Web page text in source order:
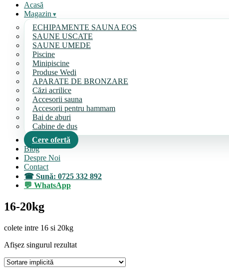
Acasă
Magazin
ECHIPAMENTE SAUNA EOS
SAUNE USCATE
SAUNE UMEDE
Piscine
Minipiscine
Produse Wedi
APARATE DE BRONZARE
Căzi acrilice
Accesorii sauna
Accesorii pentru hammam
Bai de aburi
Cabine de dus
Cere ofertă
Blog
Despre Noi
Contact
Sună: 0725 332 892
WhatsApp
16-20kg
colete intre 16 si 20kg
Afișez singurul rezultat